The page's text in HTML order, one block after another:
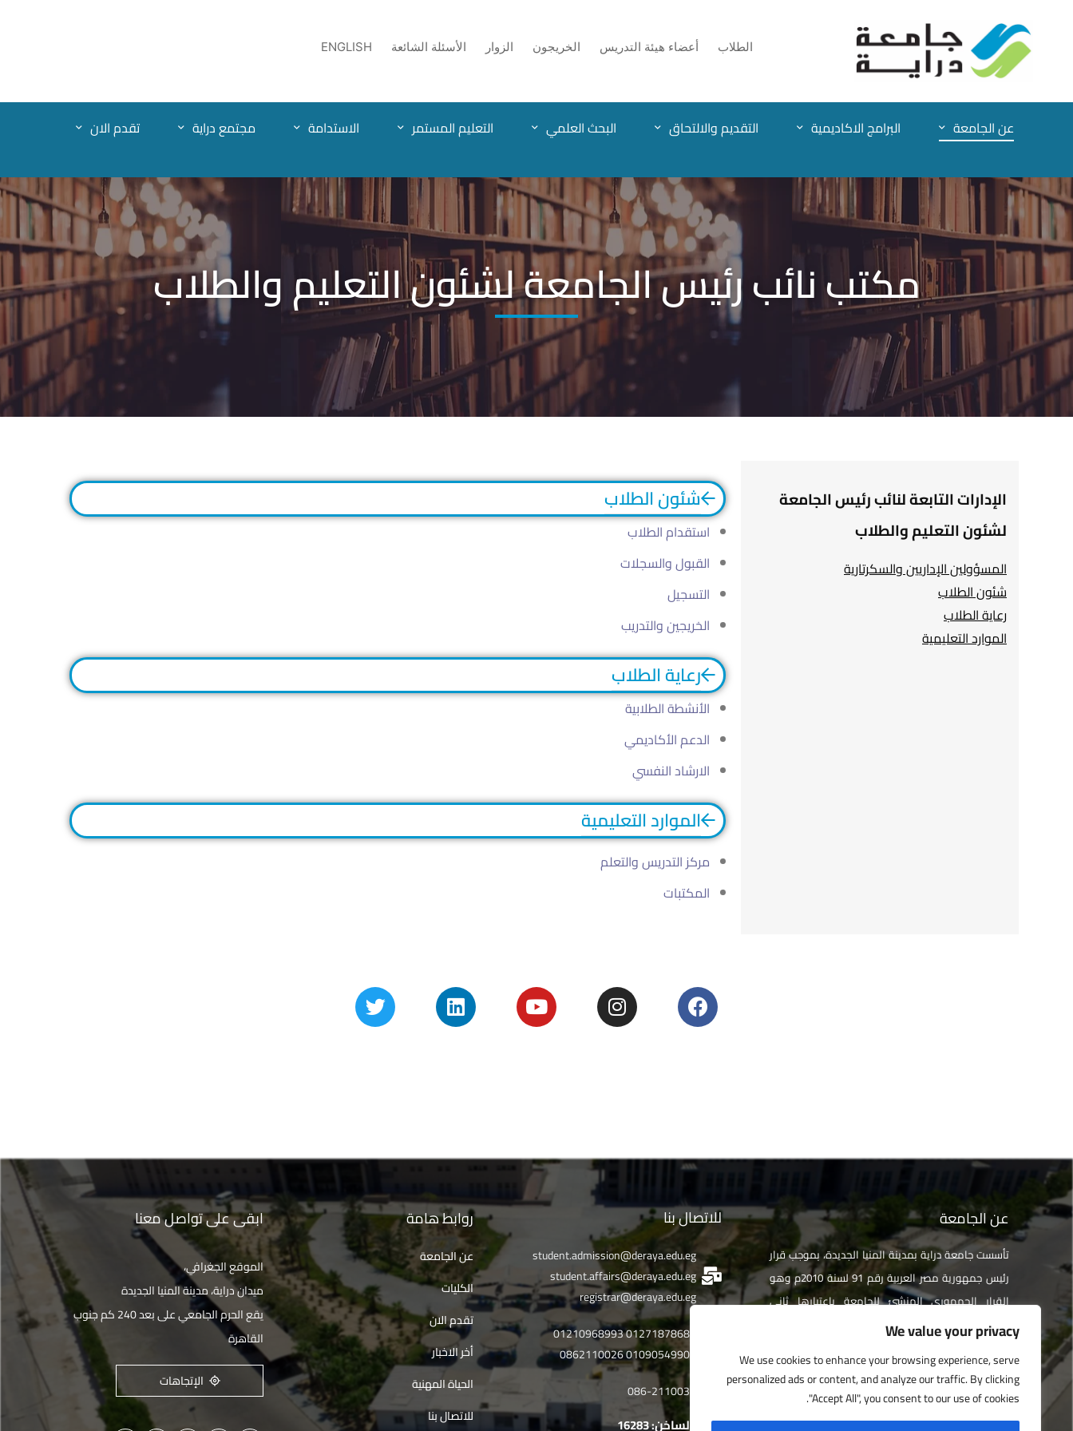
We value your privacy
We use cookies to enhance your browsing experience, serve
personalized ads or content, and analyze our traffic. By clicking
"Accept All", you consent to our use of cookies.
الطلاب أعضاء هيئة التدريس الخريجون الزوار الأسئلة الشائعة ENGLISH
عن الجامعة البرامج الاكاديمية التقديم والالتحاق البحث العلمي التعليم المستمر الاستدامة مجتمع دراية تقدم الان
مكتب نائب رئيس الجامعة لشئون التعليم والطلاب
الإدارات التابعة لنائب رئيس الجامعة
لشئون التعليم والطلاب
المسؤولين الإداريين والسكرتارية
شئون الطلاب
رعاية الطلاب
الموارد التعليمية
شئون الطلاب
استقدام الطلاب
القبول والسجلات
التسجيل
الخريجين والتدريب
رعاية الطلاب
الأنشطة الطلابية
الدعم الأكاديمي
الارشاد النفسي
الموارد التعليمية
مركز التدريس والتعلم
المكتبات
عن الجامعة
تأسست جامعة دراية بمدينة المنيا الجديدة، بموجب قرار
رئيس جمهورية مصر العربية رقم 91 لسنة 2010م وهو
القرار الجمهوري المنشئ للجامعة باعتبارها ثاني
جامعة خاصة في صعيد مصر. تخضع جامعة دراية لإشراف
لكافة القرارات الصادرة من المجلس الأعلى للجامعات
الخاصة والأهلية .
للاتصال بنا
student.admission@deraya.edu.eg
student.affairs@deraya.edu.eg
registrar@deraya.edu.eg
01271878682 01210968993
01090549902 0862110026
086-2110032
الخط الساخن: 16283
روابط هامة
عن الجامعة
الكليات
تقدم الان
أخر الاخبار
الحياة المهنية
للاتصال بنا
ابقى على تواصل معنا
الموقع الجغرافي،
ميدان دراية، مدينة المنيا الجديدة
يقع الحرم الجامعي على بعد 240 كم جنوب
القاهرة
الإتجاهات